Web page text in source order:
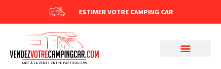
ESTIMER VOTRE CAMPING CAR